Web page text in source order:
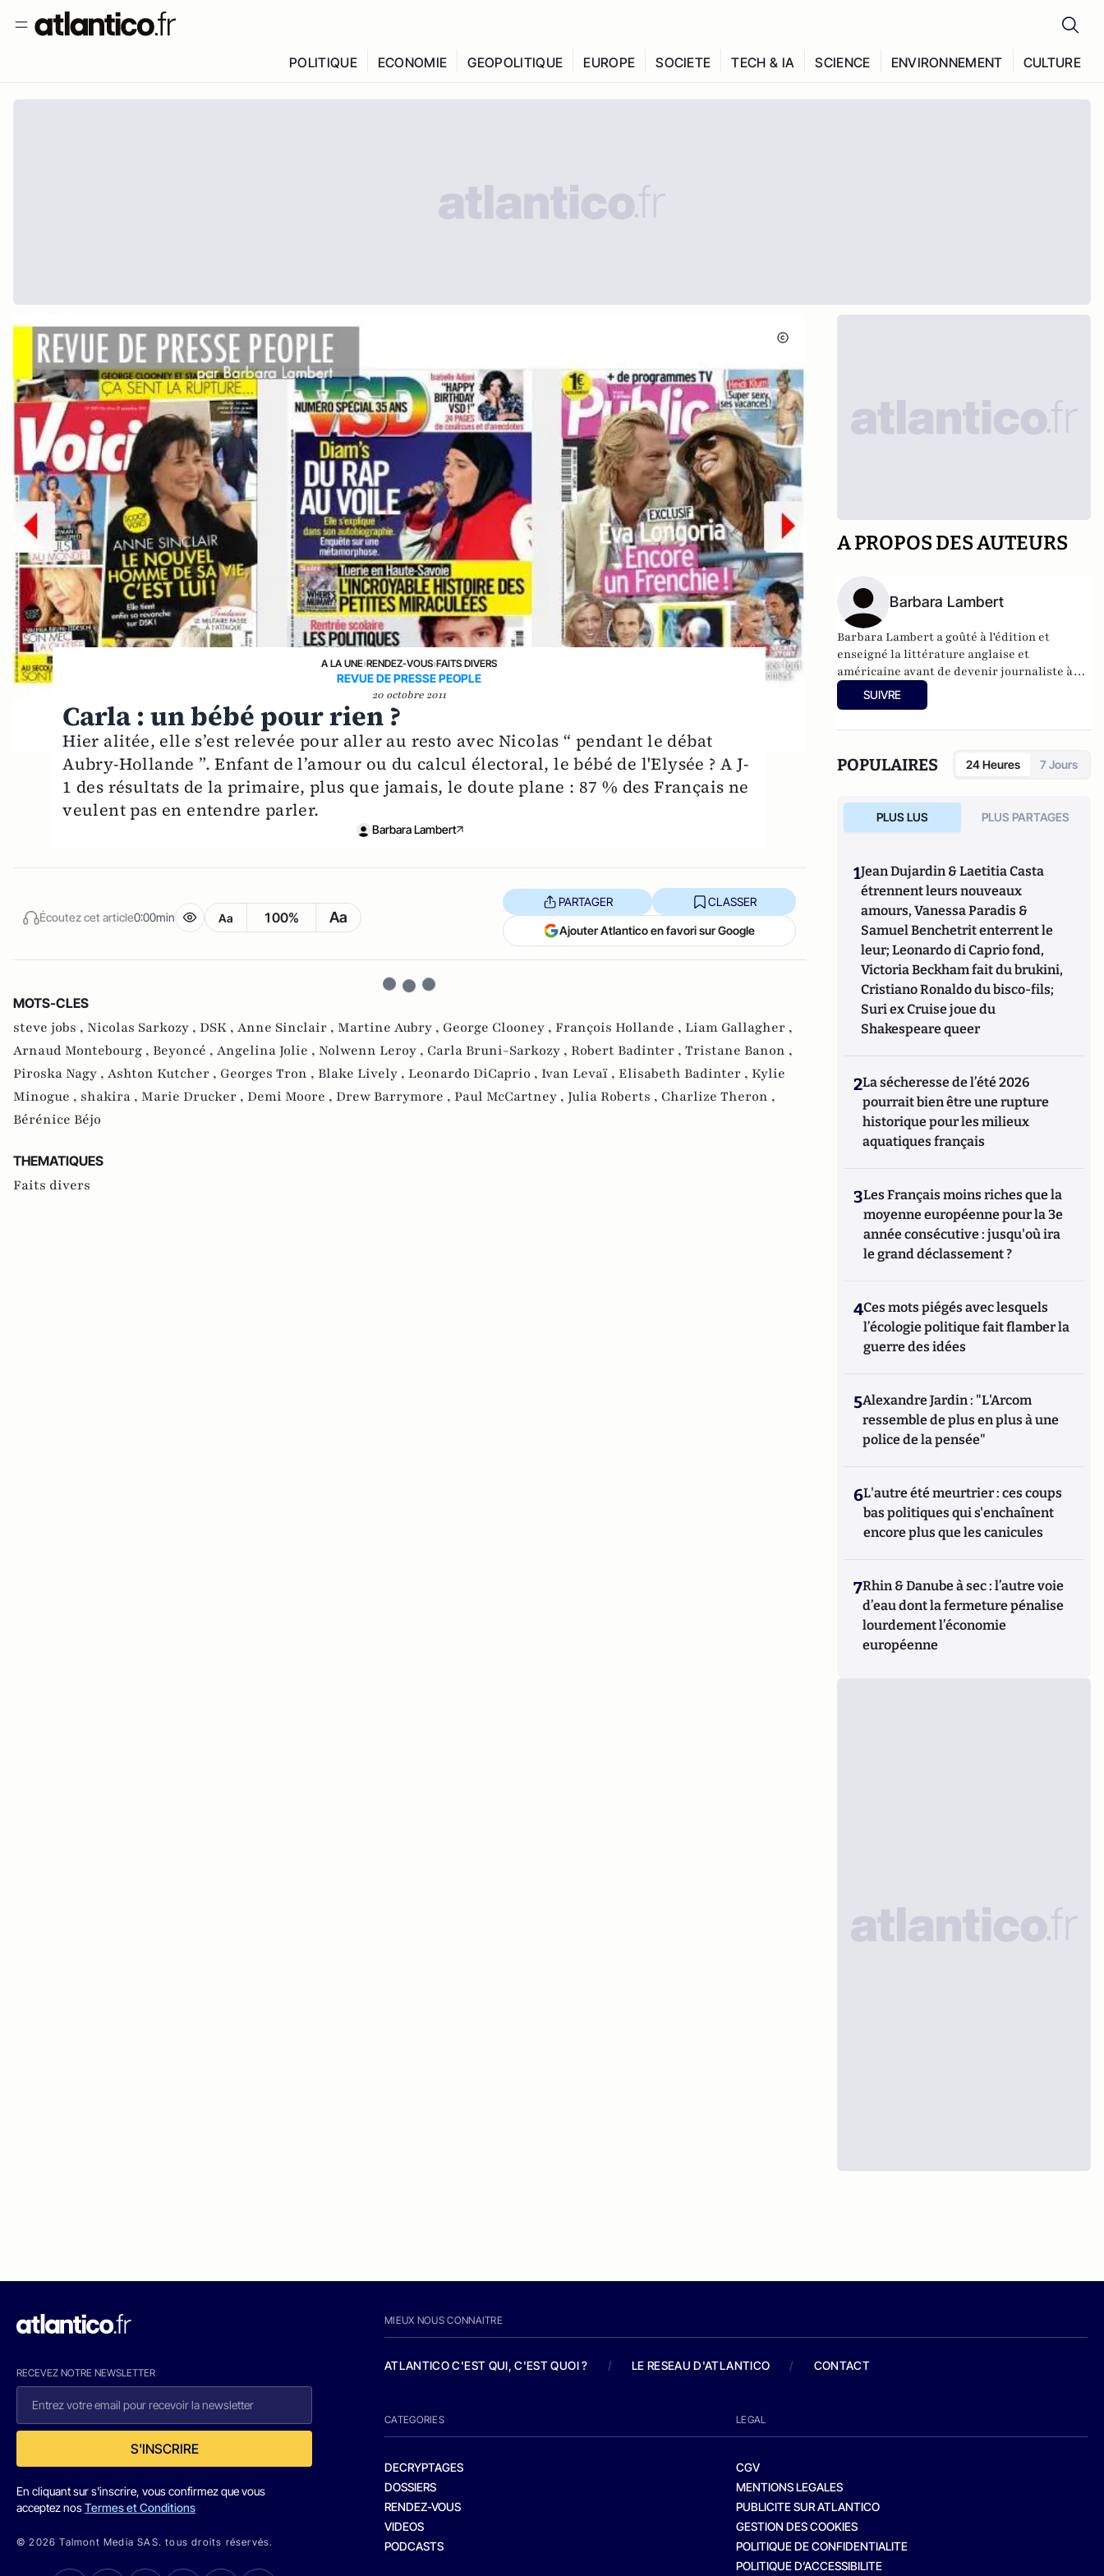
POLITIQUE ECONOMIE GEOPOLITIQUE EUROPE SOCIETE TECH & IA SCIENCE ENVIRONNEMENT CULTURE
A LA UNE›RENDEZ-VOUS›FAITS DIVERS
REVUE DE PRESSE PEOPLE
20 octobre 2011
Carla : un bébé pour rien ?
Hier alitée, elle s’est relevée pour aller au resto avec Nicolas “ pendant le débat
Aubry-Hollande ”. Enfant de l’amour ou du calcul électoral, le bébé de l'Elysée ? A J-
1 des résultats de la primaire, plus que jamais, le doute plane : 87 % des Français ne
veulent pas en entendre parler.
Barbara Lambert
Écoutez cet article0:00min Aa 100% Aa
PARTAGER CLASSER
Ajouter Atlantico en favori sur Google
MOTS-CLES
steve jobs , Nicolas Sarkozy , DSK , Anne Sinclair , Martine Aubry , George Clooney , François Hollande , Liam Gallagher ,
Arnaud Montebourg , Beyoncé , Angelina Jolie , Nolwenn Leroy , Carla Bruni-Sarkozy , Robert Badinter , Tristane Banon ,
Piroska Nagy , Ashton Kutcher , Georges Tron , Blake Lively , Leonardo DiCaprio , Ivan Levaï , Elisabeth Badinter , Kylie
Minogue , shakira , Marie Drucker , Demi Moore , Drew Barrymore , Paul McCartney , Julia Roberts , Charlize Theron ,
Bérénice Béjo
THEMATIQUES
Faits divers
A PROPOS DES AUTEURS
Barbara Lambert
Barbara Lambert a goûté à l'édition et
enseigné la littérature anglaise et
américaine avant de devenir journaliste à
"Livres Hebdo". Elle est aujourd'hui
responsable des rubriques société/idées
SUIVRE
POPULAIRES 24 Heures 7 Jours
PLUS LUS PLUS PARTAGES
1Jean Dujardin & Laetitia Casta
étrennent leurs nouveaux
amours, Vanessa Paradis &
Samuel Benchetrit enterrent le
leur; Leonardo di Caprio fond,
Victoria Beckham fait du brukini,
Cristiano Ronaldo du bisco-fils;
Suri ex Cruise joue du
Shakespeare queer
2La sécheresse de l’été 2026
pourrait bien être une rupture
historique pour les milieux
aquatiques français
3Les Français moins riches que la
moyenne européenne pour la 3e
année consécutive : jusqu'où ira
le grand déclassement ?
4Ces mots piégés avec lesquels
l’écologie politique fait flamber la
guerre des idées
5Alexandre Jardin : "L'Arcom
ressemble de plus en plus à une
police de la pensée"
6L'autre été meurtrier : ces coups
bas politiques qui s'enchaînent
encore plus que les canicules
7Rhin & Danube à sec : l’autre voie
d’eau dont la fermeture pénalise
lourdement l’économie
européenne
RECEVEZ NOTRE NEWSLETTER
S'INSCRIRE
En cliquant sur s'inscrire, vous confirmez que vous
acceptez nosTermes et Conditions
© 2026 Talmont Media SAS. tous droits réservés.
MIEUX NOUS CONNAITRE
ATLANTICO C'EST QUI, C'EST QUOI ? / LE RESEAU D'ATLANTICO / CONTACT
CATEGORIES
DECRYPTAGES
DOSSIERS
RENDEZ-VOUS
VIDEOS
PODCASTS
LEGAL
CGV
MENTIONS LEGALES
PUBLICITE SUR ATLANTICO
GESTION DES COOKIES
POLITIQUE DE CONFIDENTIALITE
POLITIQUE D’ACCESSIBILITE